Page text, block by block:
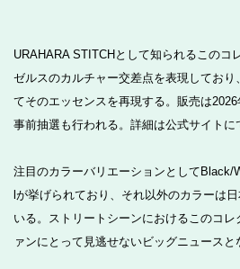
URAHARA STITCHとして知られるこのコ
ゼルスのカルチャー交差点を表現してお
てそのエッセンスを再現する。販売は2026
事前抽選も行われる。詳細は公式サイトに
注目のカラーバリエーションとしてBlack/
lが挙げられており、それ以外のカラーは
いる。ストリートシーンにおけるこのコ
ァンにとって見逃せないビッグニュースと